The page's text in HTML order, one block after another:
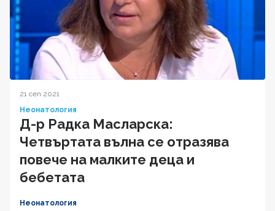
21 сеп 2021
Неонатология
Д-р Радка Масларска:
Четвъртата вълна се отразява
повече на малките деца и
бебетата
Неонатология